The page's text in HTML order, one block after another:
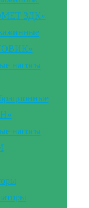
3ДК»
насосы
насосы